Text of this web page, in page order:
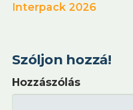
Interpack 2026
Szóljon hozzá!
Hozzászólás